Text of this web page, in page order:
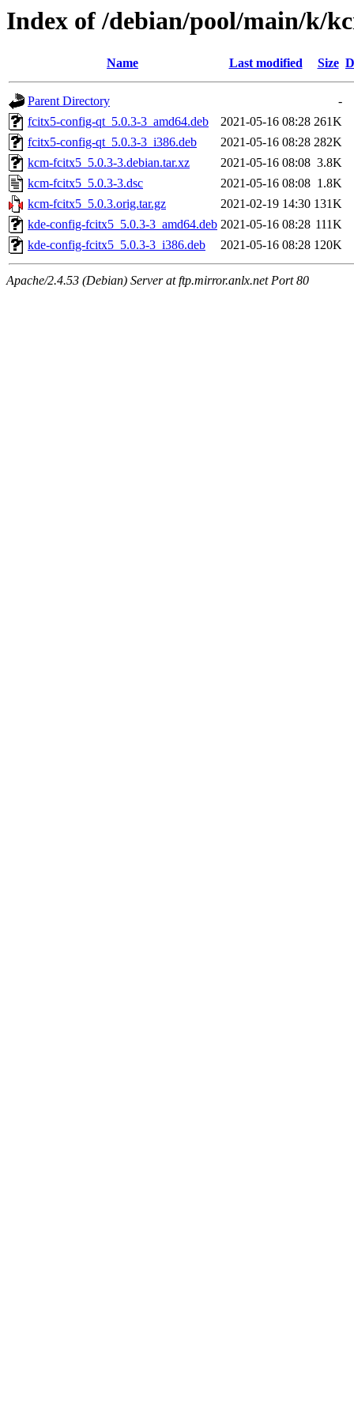
Index of /debian/pool/main/k/
Name Last modified Size
Parent Directory
-
fcitx5-config-qt_5.0.3-3_amd64.deb
2021-05-16 08:28 261K
fcitx5-config-qt_5.0.3-3_i386.deb
2021-05-16 08:28 282K
kcm-fcitx5_5.0.3-3.debian.tar.xz
2021-05-16 08:08 3.8K
kcm-fcitx5_5.0.3-3.dsc
2021-05-16 08:08 1.8K
kcm-fcitx5_5.0.3.orig.tar.gz
2021-02-19 14:30 131K
kde-config-fcitx5_5.0.3-3_amd64.deb 2021-05-16 08:28 111K
kde-config-fcitx5_5.0.3-3_i386.deb
2021-05-16 08:28 120K
Apache/2.4.53 (Debian) Server at ftp.mirror.anlx.net Port 80